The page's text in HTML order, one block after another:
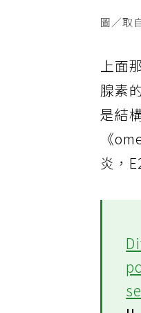
圖／取
上面
腺素
是結
《
炎，